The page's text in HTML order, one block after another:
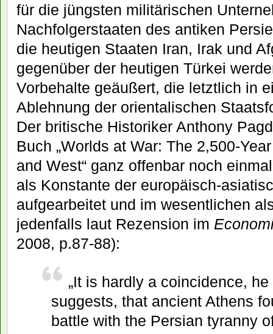
für die jüngsten militärischen
Nachfolgerstaaten des antiken
die heutigen Staaten Iran, Irak und
gegenüber der heutigen Türkei
Vorbehalte geäußert, die letztlich in
Ablehnung der orientalischen
Der britische Historiker Anthony
Buch „Worlds at War: The 2,500-
and West“ ganz offenbar noch
als Konstante der europäisch-
aufgearbeitet und im wesentlichen
jedenfalls laut Rezension im
2008, p.87-88):
„It is hardly a coincidence,
suggests, that ancient Athens
battle with the Persian tyranny